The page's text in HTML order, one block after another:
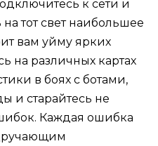
к сети и
на тот свет наибольшее
вам уйму ярких
на различных картах
в боях с ботами,
и старайтесь не
Каждая ошибка